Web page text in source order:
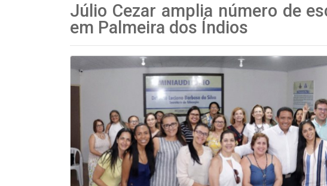
Júlio Cezar amplia número de
em Palmeira dos Índios